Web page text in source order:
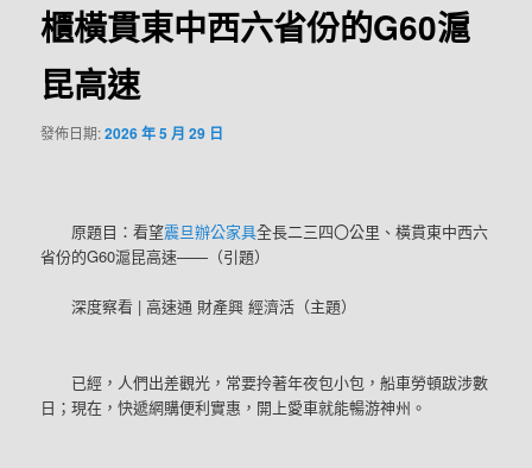
櫃橫貫東中西六省份的G60滬
昆高速
發佈日期:2026 年 5 月 29 日
原題目：看望震旦辦公家具全長二三四〇公里、橫貫東中西六
省份的G60滬昆高速——（引題）
深度察看 | 高速通 財產興 經濟活（主題）
已經，人們出差觀光，常要拎著年夜包小包，船車勞頓跋涉數
日；現在，快遞網購便利實惠，開上愛車就能暢游神州。